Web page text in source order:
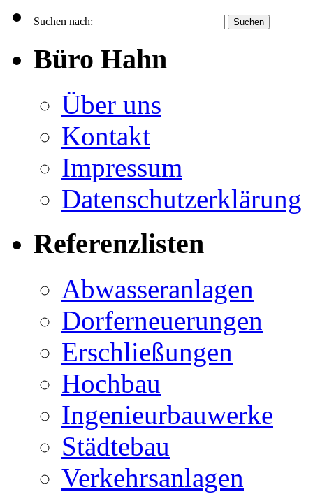
Suchen nach:
Büro Hahn
Über uns
Kontakt
Impressum
Datenschutzerklärung
Referenzlisten
Abwasseranlagen
Dorferneuerungen
Erschließungen
Hochbau
Ingenieurbauwerke
Städtebau
Verkehrsanlagen